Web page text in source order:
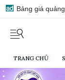
Bảng giá
TRANG CHỦ